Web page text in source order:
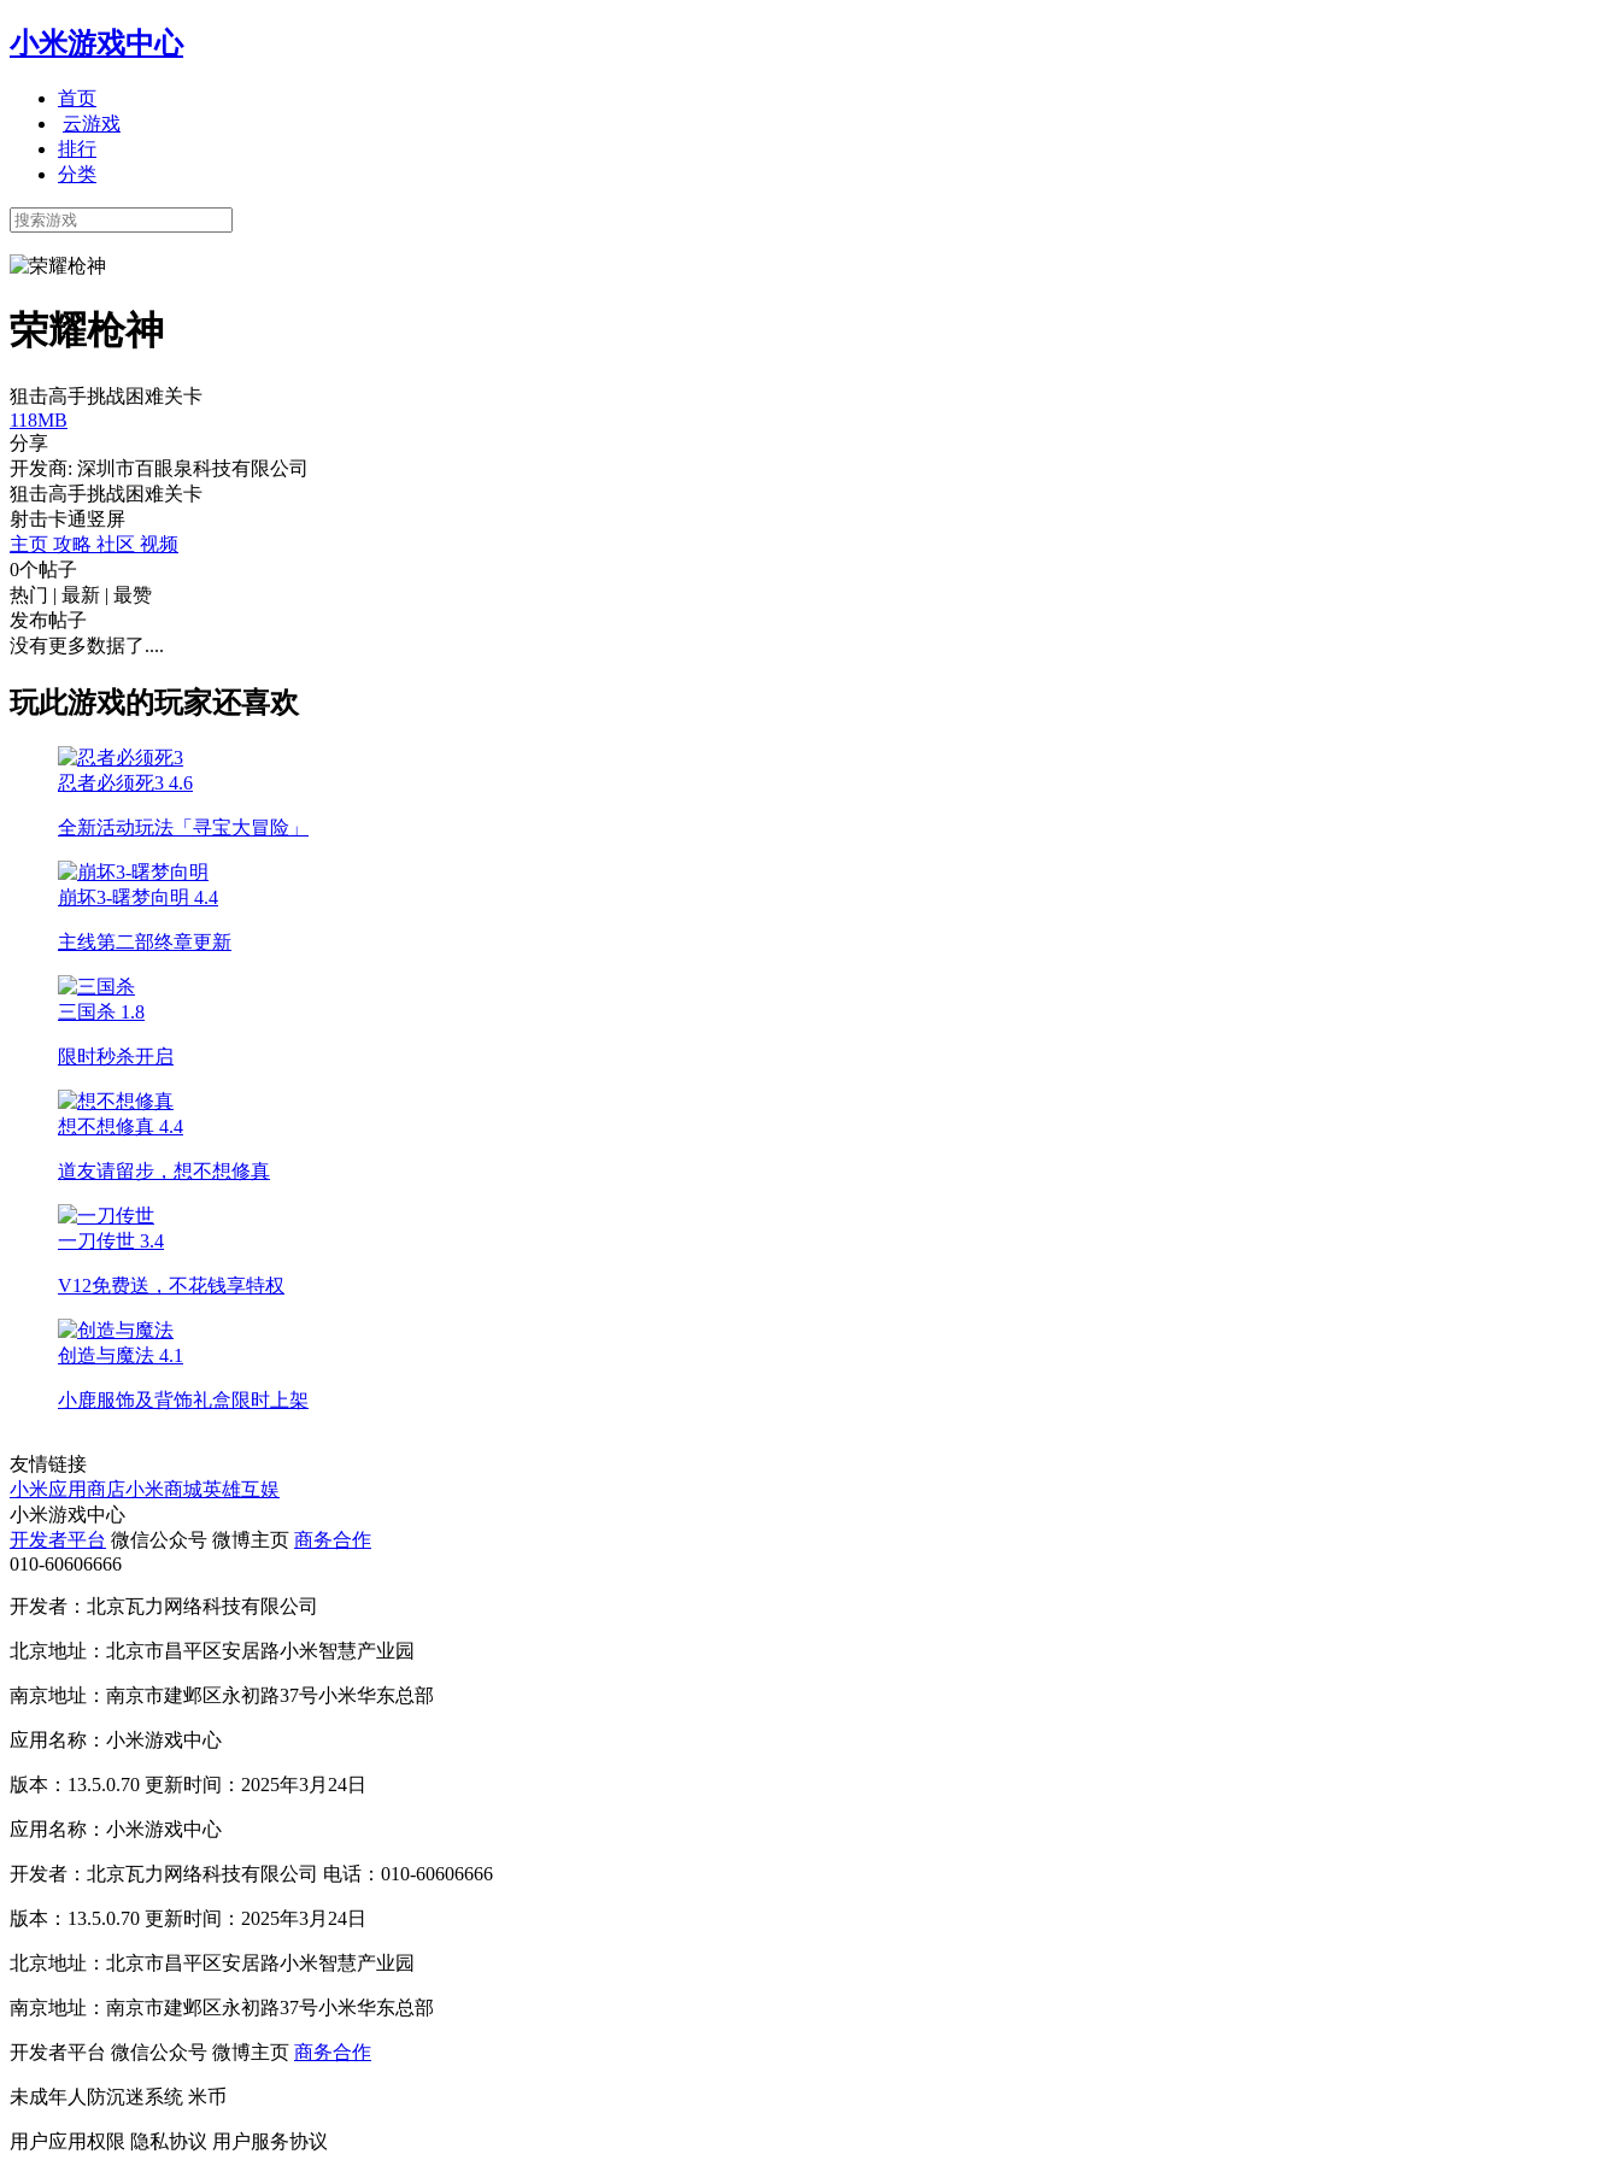
小米游戏中心
首页
云游戏
排行
分类
荣耀枪神
狙击高手挑战困难关卡
118MB
分享
开发商: 深圳市百眼泉科技有限公司
狙击高手挑战困难关卡
射击卡通竖屏
主页 攻略 社区 视频
0个帖子
热门 | 最新 | 最赞
发布帖子
没有更多数据了....
玩此游戏的玩家还喜欢
忍者必须死3 4.6
全新活动玩法「寻宝大冒险」
崩坏3-曙梦向明 4.4
主线第二部终章更新
三国杀 1.8
限时秒杀开启
想不想修真 4.4
道友请留步，想不想修真
一刀传世 3.4
V12免费送，不花钱享特权
创造与魔法 4.1
小鹿服饰及背饰礼盒限时上架
友情链接
小米应用商店小米商城英雄互娱
小米游戏中心
开发者平台 微信公众号 微博主页 商务合作
010-60606666
开发者：北京瓦力网络科技有限公司
北京地址：北京市昌平区安居路小米智慧产业园
南京地址：南京市建邺区永初路37号小米华东总部
应用名称：小米游戏中心
版本：13.5.0.70 更新时间：2025年3月24日
应用名称：小米游戏中心
开发者：北京瓦力网络科技有限公司 电话：010-60606666
版本：13.5.0.70 更新时间：2025年3月24日
北京地址：北京市昌平区安居路小米智慧产业园
南京地址：南京市建邺区永初路37号小米华东总部
开发者平台 微信公众号 微博主页 商务合作
未成年人防沉迷系统 米币
用户应用权限 隐私协议 用户服务协议